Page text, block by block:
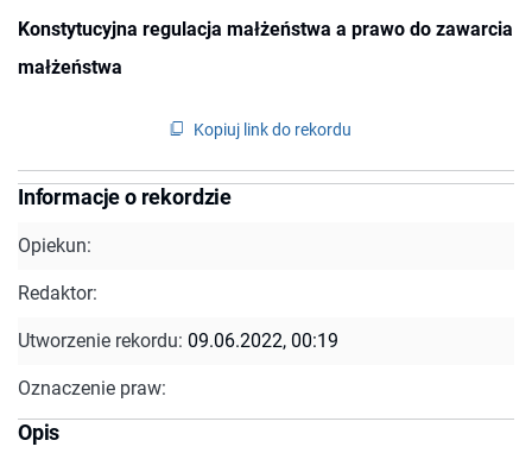
Konstytucyjna regulacja małżeństwa a prawo do zawarcia
małżeństwa
Kopiuj link do rekordu
Informacje o rekordzie
Opiekun:
Redaktor:
Utworzenie rekordu: 09.06.2022, 00:19
Oznaczenie praw:
Opis